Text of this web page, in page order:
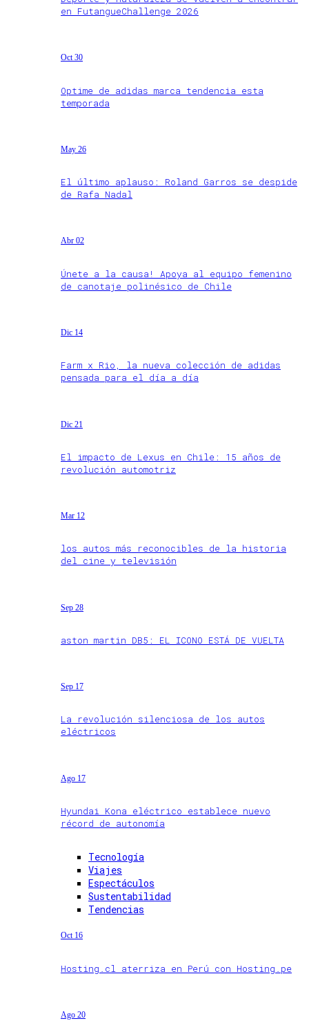
en FutangueChallenge 2026
Oct 30
Optime de adidas marca tendencia esta
temporada
May 26
El último aplauso: Roland Garros se despide
de Rafa Nadal
Abr 02
Únete a la causa! Apoya al equipo femenino
de canotaje polinésico de Chile
Dic 14
Farm x Rio, la nueva colección de adidas
pensada para el día a día
Dic 21
El impacto de Lexus en Chile: 15 años de
revolución automotriz
Mar 12
los autos más reconocibles de la historia
del cine y televisión
Sep 28
aston martin DB5: EL ICONO ESTÁ DE VUELTA
Sep 17
La revolución silenciosa de los autos
eléctricos
Ago 17
Hyundai Kona eléctrico establece nuevo
récord de autonomía
Tecnología
Viajes
Espectáculos
Sustentabilidad
Tendencias
Oct 16
Hosting.cl aterriza en Perú con Hosting.pe
Ago 20